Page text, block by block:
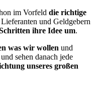
im Vorfeld die richtige
und Geldgebern
ihre Idee um.
was wir wollen und
und sehen danach jede
unseres großen